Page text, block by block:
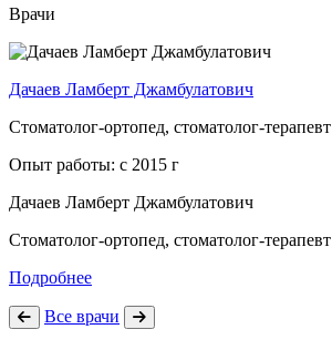
Врачи
Дачаев Ламберт Джамбулатович
Стоматолог-ортопед, стоматолог-терапевт
Опыт работы: с 2015 г
Дачаев Ламберт Джамбулатович
Стоматолог-ортопед, стоматолог-терапевт
Подробнее
Все врачи